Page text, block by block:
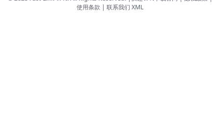
使用条款 | 联系我们 XML